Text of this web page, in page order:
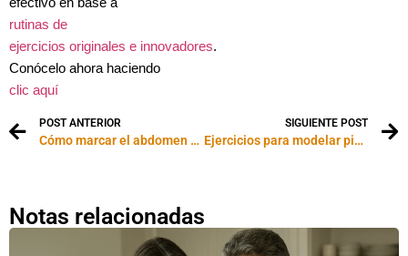
efectivo en base a
rutinas de
ejercicios originales e innovadores.
Conócelo ahora haciendo
clic aquí
POST ANTERIOR
Cómo marcar el abdomen y los brazos en poco tiempo
SIGUIENTE POST
Ejercicios para modelar piernas y glúteos
Notas relacionadas